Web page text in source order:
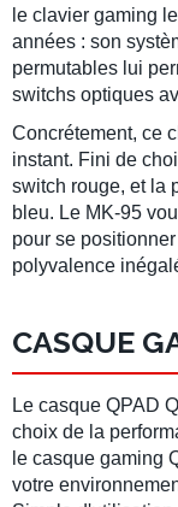
le clavier gaming
années : son
permutables lui
switchs optiques
Concrétement, ce
instant. Fini de
switch rouge, et la
bleu. Le MK-95
pour se
polyvalence
CASQUE
Le casque QPAD
choix de la
le casque gaming
votre